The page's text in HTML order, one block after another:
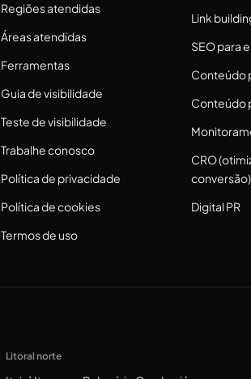
Regiões atendidas
Áreas atendidas
Ferramentas
Guia de visibilidade
Teste de visibilidade
Trabalhe conosco
Política de privacidade
Política de cookies
Termos de uso
Link
SEO para
Conteúdo
Conteúdo
CRO
conversão)
Digital PR
Litoral norte